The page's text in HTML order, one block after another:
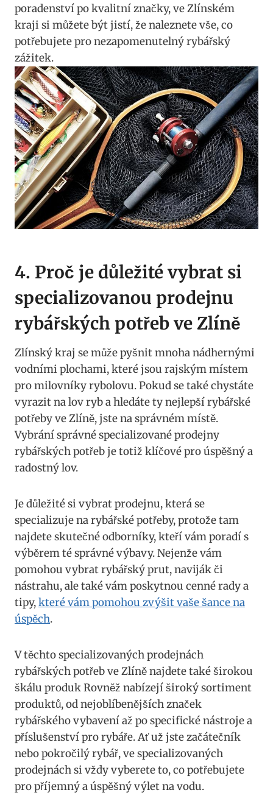
poradenství po kvalitní​ značky, ​ve Zlínském
kraji si můžete být jistí, ​že naleznete vše, ⁣co⁤
potřebujete pro nezapomenutelný rybářský
zážitek.
4. Proč je důležité‍ vybrat⁤ si
specializovanou prodejnu
⁤rybářských ⁤potřeb ve ‌Zlíně
Zlínský kraj se může pyšnit mnoha ⁣nádhernými
vodními plochami, které ‌jsou⁢ rajským⁢ místem
pro milovníky ⁣rybolovu. Pokud se také chystáte
vyrazit na lov ryb a hledáte ty nejlepší rybářské
potřeby ‌ve ‍Zlíně,‍ jste‍ na správném místě.
⁤Vybrání správné⁤ specializované prodejny
‍rybářských potřeb ⁣je totiž klíčové pro⁢ úspěšný a
radostný lov.
Je důležité si⁣ vybrat prodejnu, která se‌
specializuje na ⁣rybářské⁢ potřeby, protože tam
najdete skutečné odborníky, kteří vám poradí s
výběrem té ⁢správné výbavy. Nejenže⁢ vám
pomohou vybrat⁣ rybářský prut, naviják⁢ či
nástrahu, ale⁤ také vám poskytnou​ cenné rady a​
tipy,které vám pomohou zvýšit vaše ⁣šance na
úspěch.
V ⁢těchto specializovaných prodejnách
rybářských potřeb ve Zlíně najdete ⁤také širokou
škálu produk Rovněž⁤ nabízejí⁤ široký sortiment ​
produktů, od nejoblíbenějších značek
rybářského vybavení​ až po specifické nástroje a
příslušenství pro ⁣rybáře. Ať ⁢už jste‍ začátečník
nebo pokročilý rybář, ⁤ve‌ specializovaných
prodejnách si ⁢vždy vyberete to, co potřebujete
pro⁢ příjemný a úspěšný výlet na vodu.